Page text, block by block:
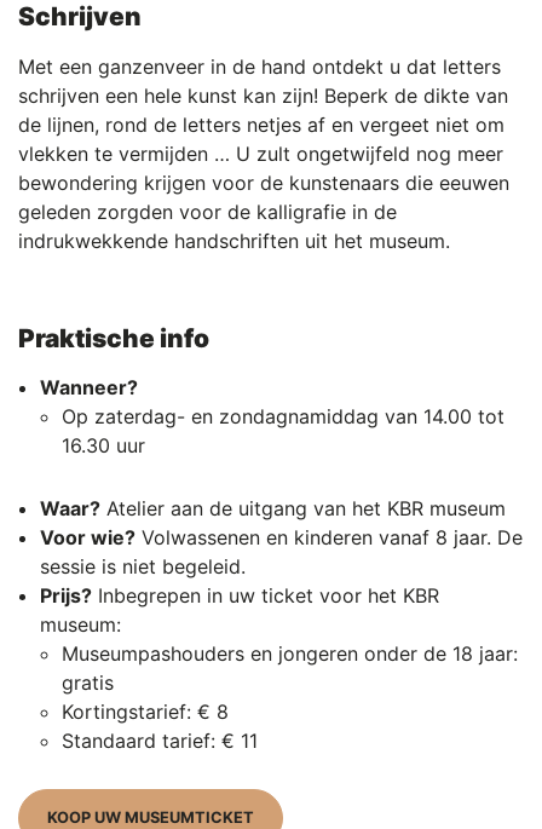
Schrijven
Met een ganzenveer in de hand ontdekt u dat letters
schrijven een hele kunst kan zijn! Beperk de dikte van
de lijnen, rond de letters netjes af en vergeet niet om
vlekken te vermijden … U zult ongetwijfeld nog meer
bewondering krijgen voor de kunstenaars die eeuwen
geleden zorgden voor de kalligrafie in de
indrukwekkende handschriften uit het museum.
Praktische info
Wanneer?
Op zaterdag- en zondagnamiddag van 14.00 tot
16.30 uur
Waar? Atelier aan de uitgang van het KBR museum
Voor wie? Volwassenen en kinderen vanaf 8 jaar. De
sessie is niet begeleid.
Prijs? Inbegrepen in uw ticket voor het KBR
museum:
Museumpashouders en jongeren onder de 18 jaar:
gratis
Kortingstarief: € 8
Standaard tarief: € 11
KOOP UW MUSEUMTICKET